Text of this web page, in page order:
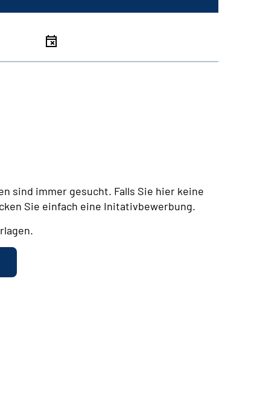
sind immer gesucht. Falls Sie hier keine
Sie einfach eine Initativbewerbung.